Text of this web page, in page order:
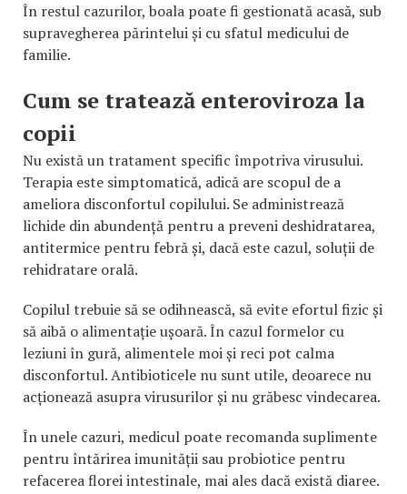
În restul cazurilor, boala poate fi gestionată acasă, sub
supravegherea părintelui și cu sfatul medicului de
familie.
Cum se tratează enteroviroza la
copii
Nu există un tratament specific împotriva virusului.
Terapia este simptomatică, adică are scopul de a
ameliora disconfortul copilului. Se administrează
lichide din abundență pentru a preveni deshidratarea,
antitermice pentru febră și, dacă este cazul, soluții de
rehidratare orală.
Copilul trebuie să se odihnească, să evite efortul fizic și
să aibă o alimentație ușoară. În cazul formelor cu
leziuni în gură, alimentele moi și reci pot calma
disconfortul. Antibioticele nu sunt utile, deoarece nu
acționează asupra virusurilor și nu grăbesc vindecarea.
În unele cazuri, medicul poate recomanda suplimente
pentru întărirea imunității sau probiotice pentru
refacerea florei intestinale, mai ales dacă există diaree.